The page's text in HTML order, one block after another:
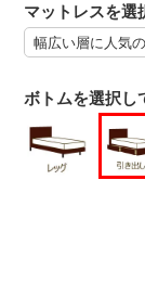
マットレスを選
ボトムを選択し